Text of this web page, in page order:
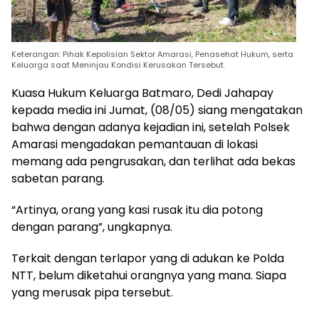
Keterangan: Pihak Kepolisian Sektor Amarasi, Penasehat Hukum, serta
Keluarga saat Meninjau Kondisi Kerusakan Tersebut.
Kuasa Hukum Keluarga Batmaro, Dedi Jahapay
kepada media ini Jumat, (08/05) siang mengatakan
bahwa dengan adanya kejadian ini, setelah Polsek
Amarasi mengadakan pemantauan di lokasi
memang ada pengrusakan, dan terlihat ada bekas
sabetan parang.
“Artinya, orang yang kasi rusak itu dia potong
dengan parang”, ungkapnya.
Terkait dengan terlapor yang di adukan ke Polda
NTT, belum diketahui orangnya yang mana. Siapa
yang merusak pipa tersebut.